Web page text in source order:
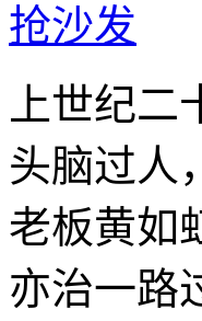
抢沙发
上世纪
头脑过人
老板黄如
亦治一路